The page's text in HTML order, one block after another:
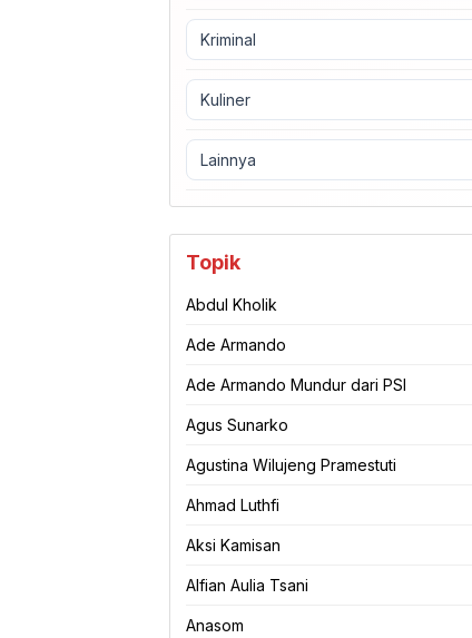
Kriminal
Kuliner
Lainnya
Topik
Abdul Kholik
Ade Armando
Ade Armando Mundur dari PSI
Agus Sunarko
Agustina Wilujeng Pramestuti
Ahmad Luthfi
Aksi Kamisan
Alfian Aulia Tsani
Anasom